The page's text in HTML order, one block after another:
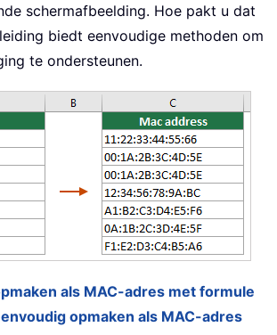
schermafbeelding. Hoe pakt u dat
biedt eenvoudige methoden om
te ondersteunen.
als MAC-adres met formule
opmaken als MAC-adres